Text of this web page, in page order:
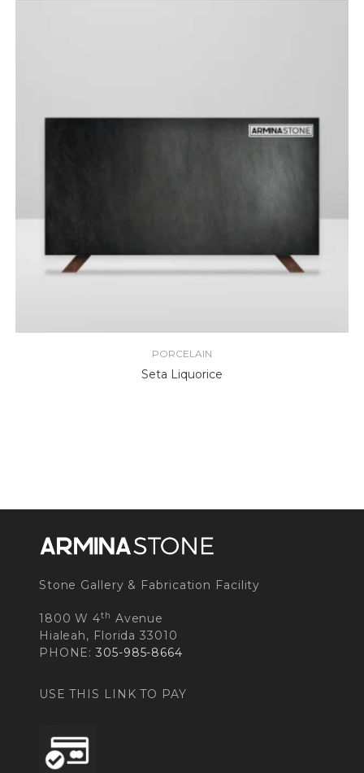
PORCELAIN
Seta Liquorice
Stone Gallery & Fabrication Facility
1800 W 4th Avenue
Hialeah, Florida 33010
PHONE:305-985-8664
USE THIS LINK TO PAY